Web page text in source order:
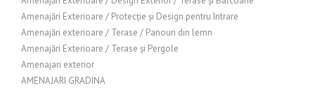
Amenajări Exterioare / Protecție și Design pentru Intrare
Amenajări exterioare / Terase / Panouri din lemn
Amenajări Exterioare / Terase și Pergole
Amenajari exterior
AMENAJARI GRADINA